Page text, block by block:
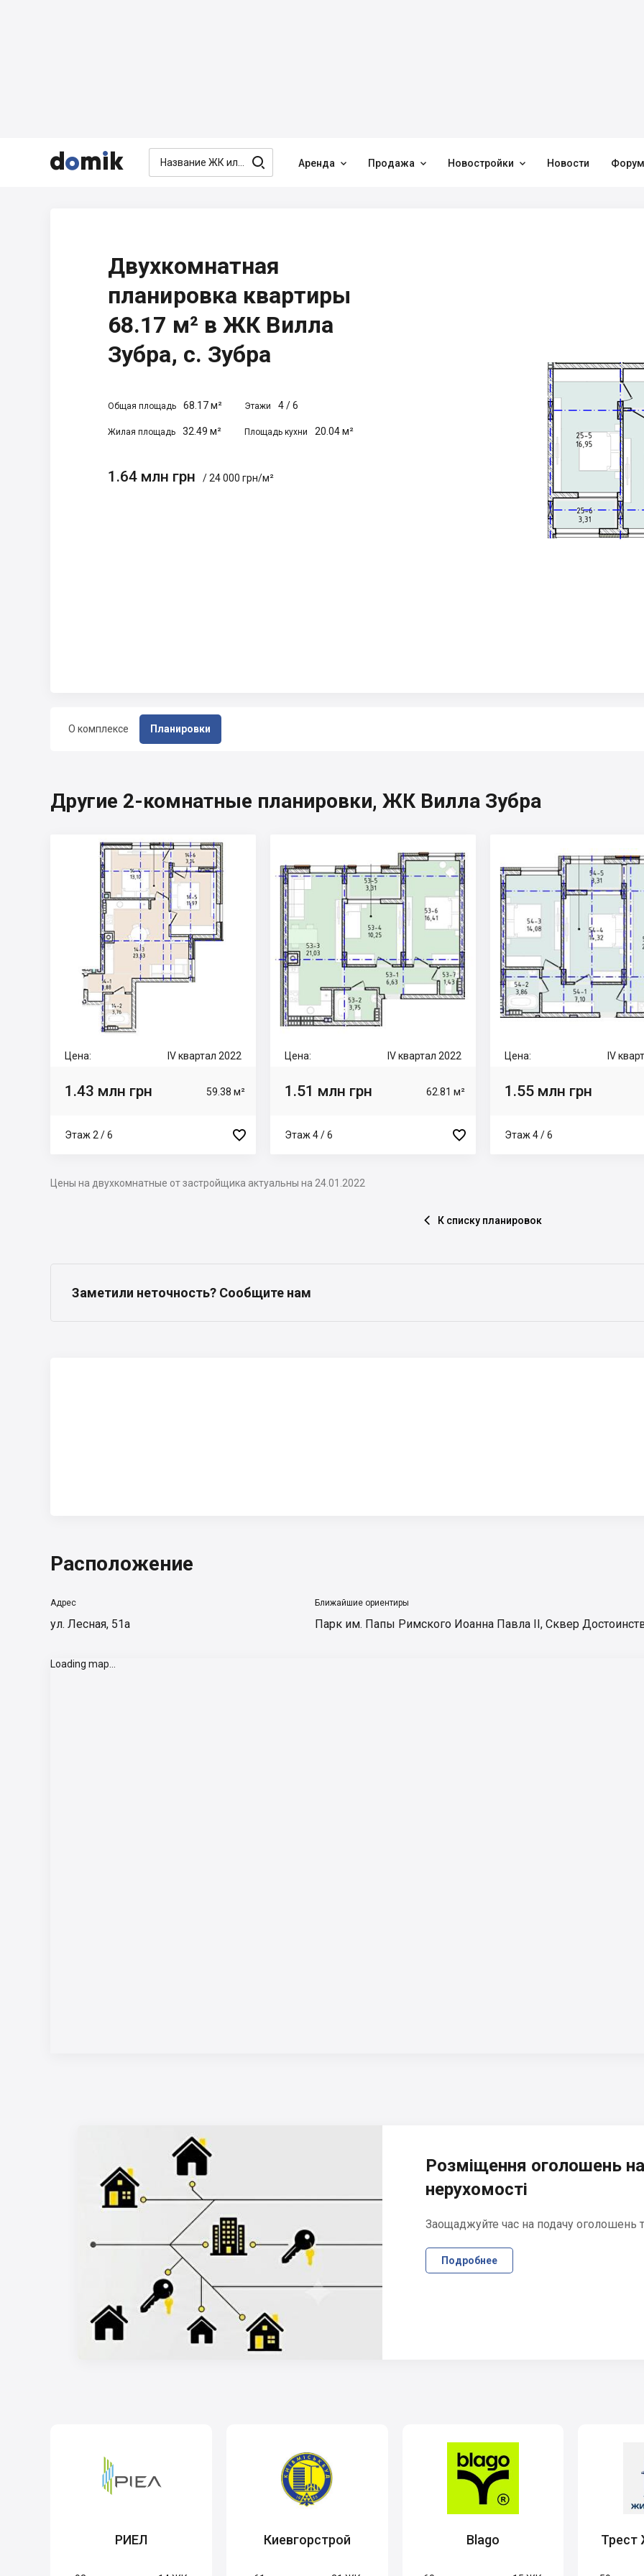


  Аренда  Продажа  Новостройки  Новости Форум
О комплексе Планировки
Двухкомнатная
планировка квартиры
68.17 м² в ЖК Вилла
Зубра, с. Зубра
Общая площадь 68.17 м² Этажи 4/6
Жилая площадь 32.49 м² Площадь кухни 20.04 м²
1.64 млн грн / 24 000 грн/м²
Другие 2-комнатные планировки, ЖК Вилла Зубра
Цена: IV квартал 2022
1.43 млн грн 59.38 м²
Этаж 2 / 6 
Цена: IV квартал 2022
1.51 млн грн 62.81 м²
Этаж 4 / 6 
Цена: IV
1.55 млн грн
Этаж 4 / 6
Цены на двухкомнатные от застройщика актуальны на 24.01.2022
 К списку планировок
Заметили неточность? Сообщите нам
Расположение
Адрес
ул. Лесная, 51а
Ближайшие ориентиры
Парк им. Папы Римского Иоанна Павла ІІ, Сквер
Loading map...
Розміщення оголошень
нерухомості
Заощаджуйте час на подачу оголошень
Подробнее
РИЕЛ Киевгорстрой Blago Трест